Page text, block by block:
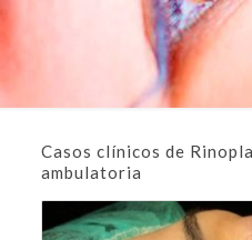
Casos clínicos de
ambulatoria